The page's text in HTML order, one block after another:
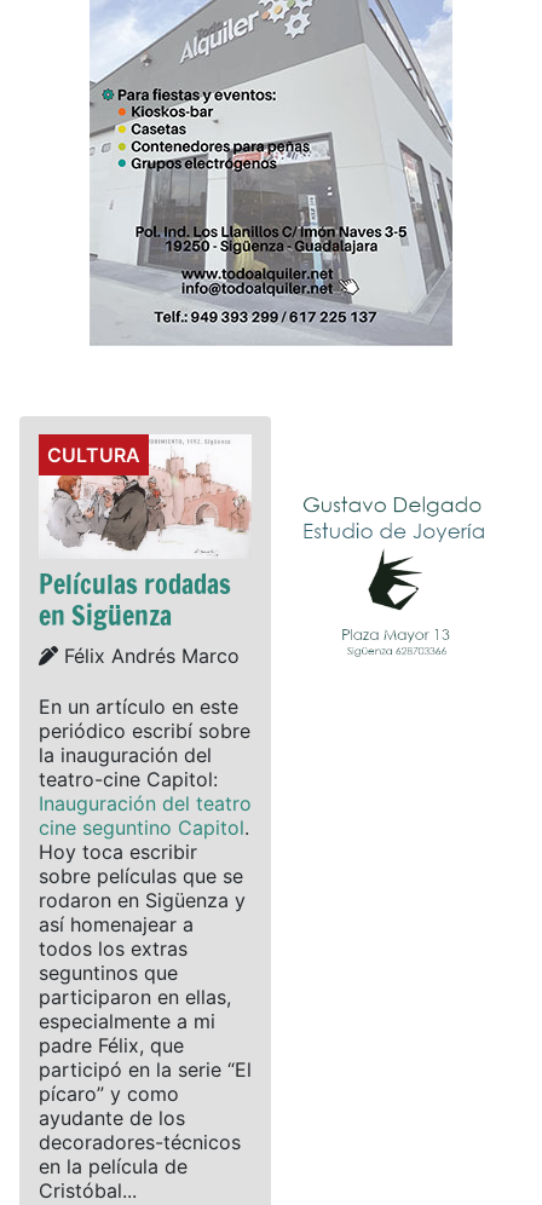
Details
CULTURA
Películas rodadas
en Sigüenza
Details
Félix Andrés Marco
En un artículo en este
periódico escribí sobre
la inauguración del
teatro-cine Capitol:
Inauguración del teatro
cine seguntino Capitol.
Hoy toca escribir
sobre películas que se
rodaron en Sigüenza y
así homenajear a
todos los extras
seguntinos que
participaron en ellas,
especialmente a mi
padre Félix, que
participó en la serie “El
pícaro” y como
ayudante de los
decoradores-técnicos
en la película de
Cristóbal...